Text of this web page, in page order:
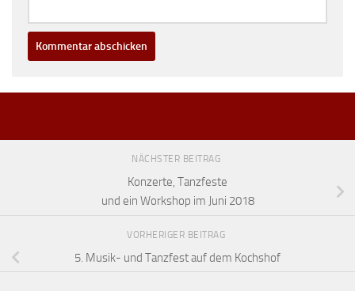
NÄCHSTER BEITRAG
Konzerte, Tanzfeste
und ein Workshop im Juni 2018
VORHERIGER BEITRAG
5. Musik- und Tanzfest auf dem Kochshof